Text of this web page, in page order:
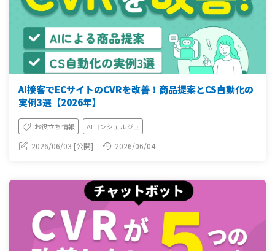
AI接客でECサイトのCVRを改善！商品提案とCS自動化の
実例3選【2026年】
お役立ち情報 AIコンシェルジュ
2026/06/03 [公開] 2026/06/04